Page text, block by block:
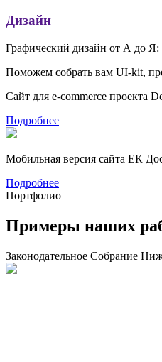
Дизайн
Графический дизайн от А до Я:
Поможем собрать вам UI-kit,
Сайт для e-commerce проекта
Подробнее
Мобильная версия сайта ЕК
Подробнее
Портфолио
Примеры наших
Законодательное Собрание